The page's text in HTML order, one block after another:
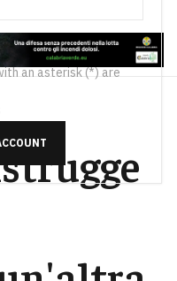
an asterisk (*) are